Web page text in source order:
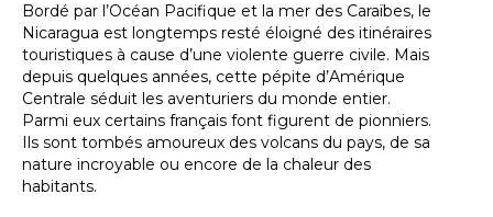
Bordé par l’Océan Pacifique et la mer des Caraïbes, le
Nicaragua est longtemps resté éloigné des itinéraires
touristiques à cause d’une violente guerre civile. Mais
depuis quelques années, cette pépite d’Amérique
Centrale séduit les aventuriers du monde entier.
Parmi eux certains français font figurent de pionniers.
Ils sont tombés amoureux des volcans du pays, de sa
nature incroyable ou encore de la chaleur des
habitants.